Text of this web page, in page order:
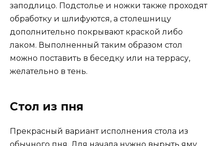
заподлицо. Подстолье и ножки также проходят
обработку и шлифуются, а столешницу
дополнительно покрывают краской либо
лаком. Выполненный таким образом стол
можно поставить в беседку или на террасу,
желательно в тень.
Стол из пня
Прекрасный вариант исполнения стола из